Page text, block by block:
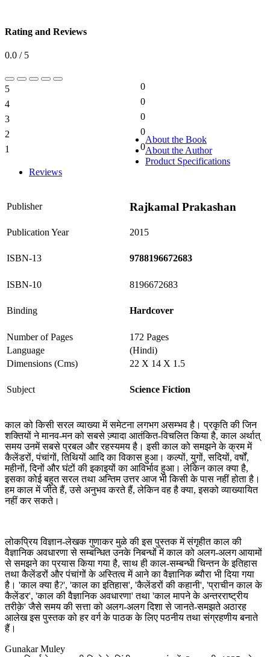
Rating and Reviews
0.0 / 5
5
0
4
0
3
0
2
0
1
0
About the Book
About the Author
Product Specifications
Reviews
Publisher Rajkamal Prakashan
Publication Year 2015
ISBN-13 9788196672683
ISBN-10 8196672683
Binding Hardcover
Number of Pages
172 Pages
Language
(Hindi)
Dimensions (Cms)
22 X 14 X 1.5
Subject Science Fiction
काल को किसी सरल व्याख्या में समेटना लगभग असम्भव है। प्रकृति की जिन
शक्तियों ने मानव-मन को सबसे ज्‍़यादा आतंकित-विचलित किया है, काल अर्थात्
समय उनमें सबसे प्रबल और रहस्यमय है। इसी काल को समझने के क्रम में
कैलेंडरों, पंचांगों, तिथियों आदि का विकास हुआ। कल्पों, युगों, सदियों, वर्षों,
महीनों, दिनों और घंटों की इकाइयों का आविर्भाव हुआ। लेकिन काल क्या है,
इसका कोई बहुत सरल तथा अन्तिम उत्तर आज भी किसी के पास नहीं होता है।
हम काल में जीते हैं, उसे अनुभव करते हैं, लेकिन वह है क्या, इसको व्याख्यायित
नहीं कर सकते।
लोकप्रिय विज्ञान-लेखक गुणाकर मुळे की इस पुस्तक में संगृहीत काल की
वैज्ञानिक अवधारणा से सम्‍बन्धित उनके निबन्धों में काल को अलग-अलग आयामों
से समझने का प्रयास किया गया है, साथ ही काल-सम्बन्धी चिन्तन के इतिहास
तथा कैलेंडरों और पंचांगों के अस्तित्व में आने का वैज्ञानिक ब्यौरा भी दिया गया
है। 'काल क्या है?', 'काल का इतिहास', 'कैलेंडरों की कहानी', 'प्राचीन काल के
कैलेंडर', 'काल की वैज्ञानिक अवधारणा' तथा 'काल मापने के अन्तरराष्ट्रीय
तरीक़े' जैसे समय की सत्ता को अलग-अलग दिशा से जानते-समझते अठारह
आलेख इस पुस्तक को हर वर्ग के पाठक के लिए पठनीय तथा संग्रहणीय बनाते
हैं।
Gunakar Muley